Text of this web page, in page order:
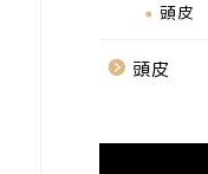
頭皮
頭皮